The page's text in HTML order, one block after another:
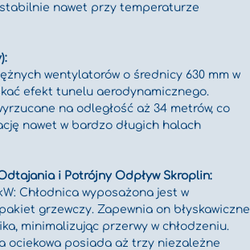
stabilnie nawet przy temperaturze
wentylatorów o średnicy 630 mm w
efekt tunelu aerodynamicznego.
na odległość aż 34 metrów, co
nawet w bardzo długich halach
i Potrójny Odpływ Skroplin:
Chłodnica wyposażona jest w
grzewczy. Zapewnia on błyskawiczne
minimalizując przerwy w chłodzeniu.
ociekowa posiada aż trzy niezależne